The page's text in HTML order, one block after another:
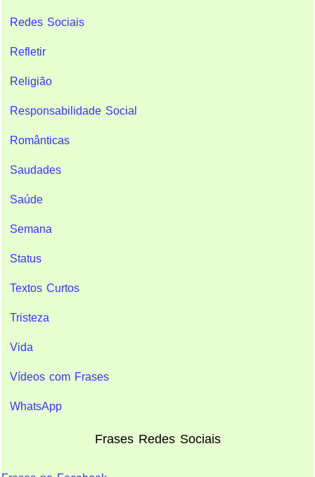
Redes Sociais
Refletir
Religião
Responsabilidade Social
Românticas
Saudades
Saúde
Semana
Status
Textos Curtos
Tristeza
Vida
Vídeos com Frases
WhatsApp
Frases Redes Sociais